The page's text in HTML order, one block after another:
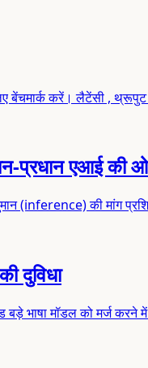
बेंचमार्क करें। लैटेंसी ,
प्रधान एआई की
(inference) की मांग
दुविधा
भाषा मॉडल को मर्ज करने में